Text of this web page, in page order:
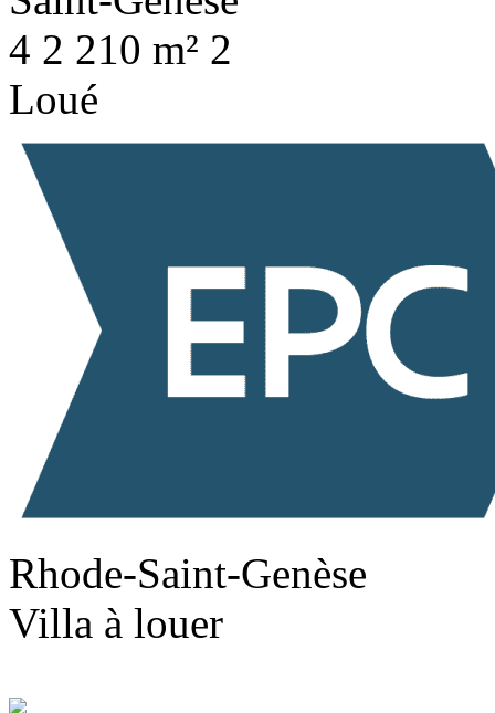
4 2 210 m² 2
Loué
Rhode-Saint-Genèse
Villa à louer